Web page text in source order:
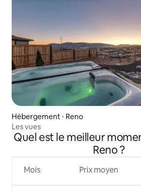
Hébergement ⋅ Reno
Les vues
Quel est le meilleur
Reno ?
Mois Prix moyen